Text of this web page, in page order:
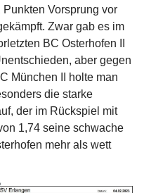
Vorsprung vor
Zwar gab es im
BC Osterhofen II
aber gegen
München II holte man
die starke
der im Rückspiel mit
1,74 seine schwache
mehr als wett